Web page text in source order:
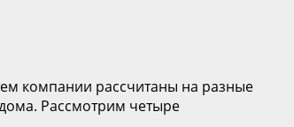
компании рассчитаны на разные
Рассмотрим четыре